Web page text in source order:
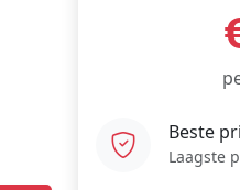
Beste
Laagste